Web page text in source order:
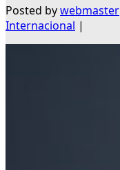
Posted bywebmaster
Internacional |